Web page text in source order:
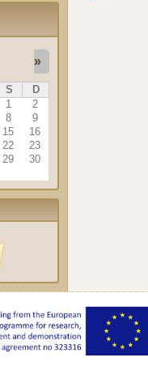
»
S
D
1
2
8
9
15
16
22
23
29
30